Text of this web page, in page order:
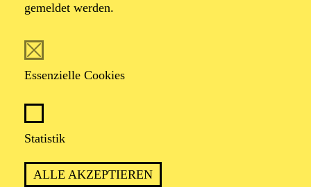
gemeldet werden.
Essenzielle Cookies
Statistik
ALLE AKZEPTIEREN
Paris in seiner Kindheit, erhielt Paul Faure seine